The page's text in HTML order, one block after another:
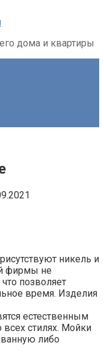
дома и квартиры
никель и
фирмы не
позволяет
время. Изделия
естественным
всех стилях. Мойки
либо